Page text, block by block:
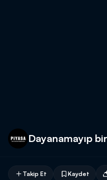
Dayanamayıp
Takip Et Kaydet